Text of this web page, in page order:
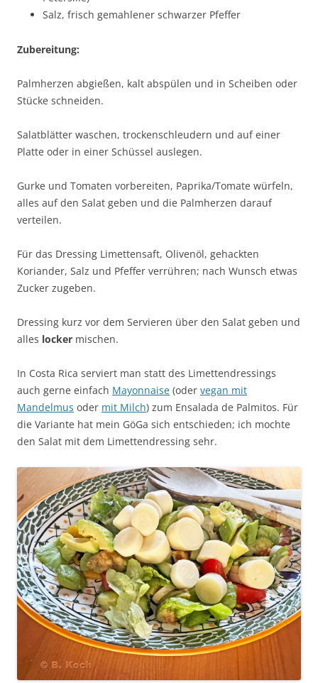
Salz, frisch gemahlener schwarzer Pfeffer
Zubereitung:
Palmherzen abgießen, kalt abspülen und in Scheiben oder
Stücke schneiden.
Salatblätter waschen, trockenschleudern und auf einer
Platte oder in einer Schüssel auslegen.
Gurke und Tomaten vorbereiten, Paprika/Tomate würfeln,
alles auf den Salat geben und die Palmherzen darauf
verteilen.
Für das Dressing Limettensaft, Olivenöl, gehackten
Koriander, Salz und Pfeffer verrühren; nach Wunsch etwas
Zucker zugeben.
Dressing kurz vor dem Servieren über den Salat geben und
alles locker mischen.
In Costa Rica serviert man statt des Limettendressings
auch gerne einfach Mayonnaise (oder vegan mit
Mandelmus oder mit Milch) zum Ensalada de Palmitos. Für
die Variante hat mein GöGa sich entschieden; ich mochte
den Salat mit dem Limettendressing sehr.